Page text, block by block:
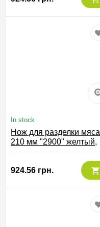
In stock
Нож для разделки мяса
210 мм "2900" желтый,
924.56 грн.